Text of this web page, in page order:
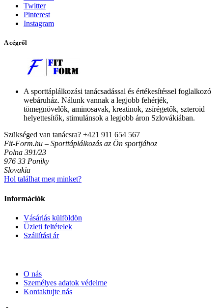
Twitter
Pinterest
Instagram
A cégről
A sporttáplálkozási tanácsadással és értékesítéssel foglalkozó
webáruház. Nálunk vannak a legjobb fehérjék,
tömegnövelők, aminosavak, kreatinok, zsírégetők, szteroid
helyettesítők, stimulánsok a legjobb áron Szlovákiában.
Szükséged van tanácsra? +421 911 654 567
Fit-Form.hu – Sporttáplálkozás az Ön sportjához
Polna 391/23
976 33 Poniky
Slovakia
Hol találhat meg minket?
Információk
Vásárlás külföldön
Üzleti feltételek
Szállítási ár
O nás
Személyes adatok védelme
Kontaktujte nás